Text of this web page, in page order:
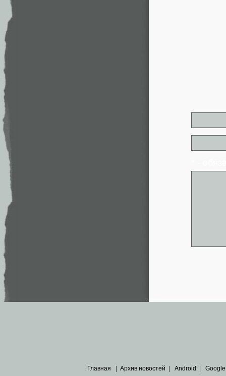
Главная | Архив новостей | Android | Google